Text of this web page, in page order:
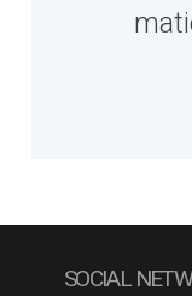
SOCIAL